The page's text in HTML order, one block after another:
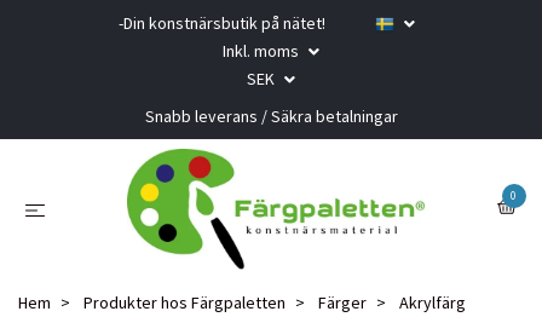
-Din konstnärsbutik på nätet!
Inkl. moms
SEK
Snabb leverans / Säkra betalningar
0
Hem Produkter hos Färgpaletten Färger
Akrylfärg